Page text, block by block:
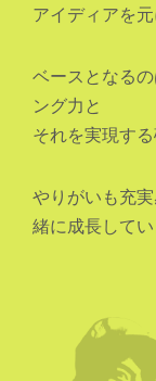
アイディアを元
ベースとなる
ング力と
それを実現す
やりがいも充
緒に成長してい